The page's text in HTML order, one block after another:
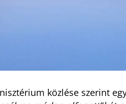
közlése szerint